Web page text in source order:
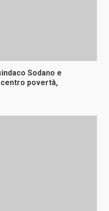
Sodano e
centro povertà,